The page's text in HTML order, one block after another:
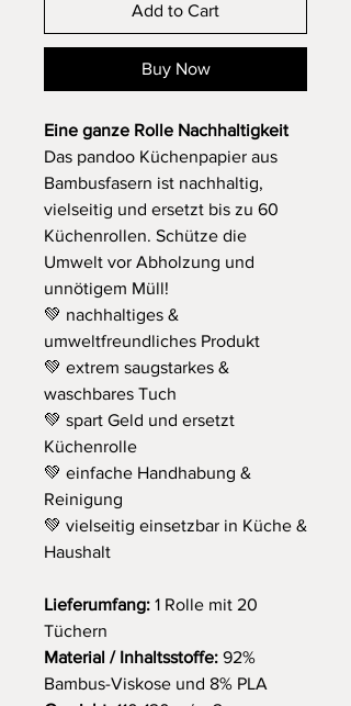
Add to Cart
Buy Now
Eine ganze Rolle Nachhaltigkeit
Das pandoo Küchenpapier aus
Bambusfasern ist nachhaltig,
vielseitig und ersetzt bis zu 60
Küchenrollen. Schütze die
Umwelt vor Abholzung und
unnötigem Müll!
💚 nachhaltiges &
umweltfreundliches Produkt
💚 extrem saugstarkes &
waschbares Tuch
💚 spart Geld und ersetzt
Küchenrolle
💚 einfache Handhabung &
Reinigung
💚 vielseitig einsetzbar in Küche &
Haushalt
Lieferumfang: 1 Rolle mit 20
Tüchern
Material / Inhaltsstoffe: 92%
Bambus-Viskose und 8% PLA